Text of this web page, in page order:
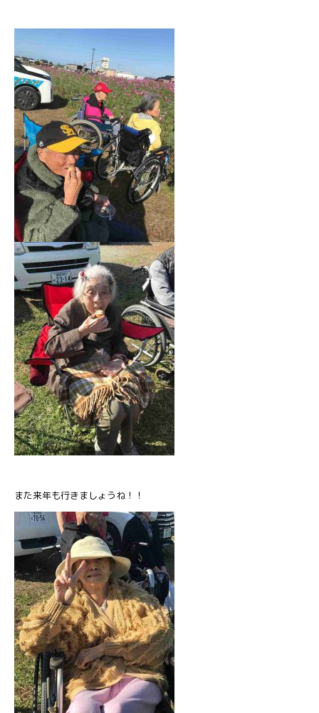
また来年も行きましょうね！！